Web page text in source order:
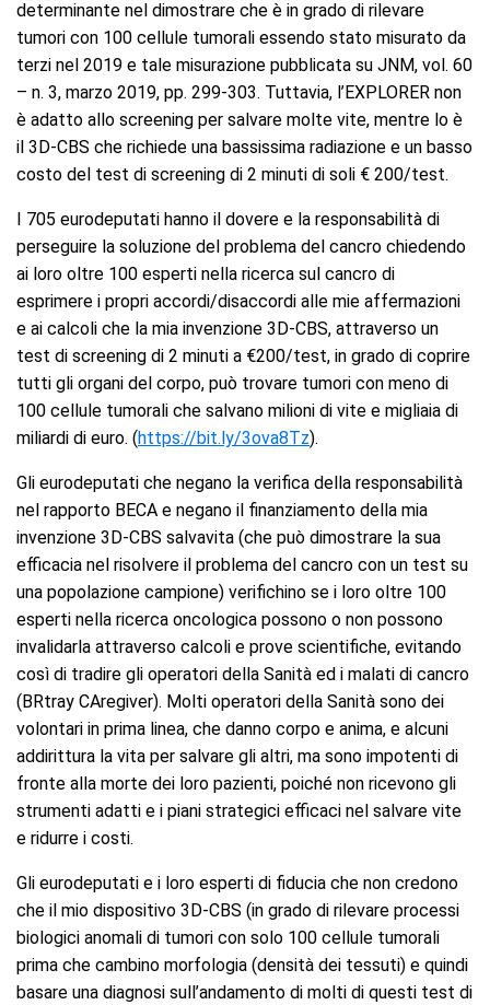
determinante nel dimostrare che è in grado di rilevare
tumori con 100 cellule tumorali essendo stato misurato da
terzi nel 2019 e tale misurazione pubblicata su JNM, vol. 60
– n. 3, marzo 2019, pp. 299-303. Tuttavia, l’EXPLORER non
è adatto allo screening per salvare molte vite, mentre lo è
il 3D-CBS che richiede una bassissima radiazione e un basso
costo del test di screening di 2 minuti di soli € 200/test.
I 705 eurodeputati hanno il dovere e la responsabilità di
perseguire la soluzione del problema del cancro chiedendo
ai loro oltre 100 esperti nella ricerca sul cancro di
esprimere i propri accordi/disaccordi alle mie affermazioni
e ai calcoli che la mia invenzione 3D-CBS, attraverso un
test di screening di 2 minuti a €200/test, in grado di coprire
tutti gli organi del corpo, può trovare tumori con meno di
100 cellule tumorali che salvano milioni di vite e migliaia di
miliardi di euro. (https://bit.ly/3ova8Tz).
Gli eurodeputati che negano la verifica della responsabilità
nel rapporto BECA e negano il finanziamento della mia
invenzione 3D-CBS salvavita (che può dimostrare la sua
efficacia nel risolvere il problema del cancro con un test su
una popolazione campione) verifichino se i loro oltre 100
esperti nella ricerca oncologica possono o non possono
invalidarla attraverso calcoli e prove scientifiche, evitando
così di tradire gli operatori della Sanità ed i malati di cancro
(BRtray CAregiver). Molti operatori della Sanità sono dei
volontari in prima linea, che danno corpo e anima, e alcuni
addirittura la vita per salvare gli altri, ma sono impotenti di
fronte alla morte dei loro pazienti, poiché non ricevono gli
strumenti adatti e i piani strategici efficaci nel salvare vite
e ridurre i costi.
Gli eurodeputati e i loro esperti di fiducia che non credono
che il mio dispositivo 3D-CBS (in grado di rilevare processi
biologici anomali di tumori con solo 100 cellule tumorali
prima che cambino morfologia (densità dei tessuti) e quindi
basare una diagnosi sull’andamento di molti di questi test di